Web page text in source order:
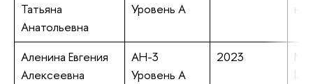
Татьяна
Анатольевна
Уровень А
на
Аленина Евгения
Алексеевна
АН-3
Уровень А
2023
No